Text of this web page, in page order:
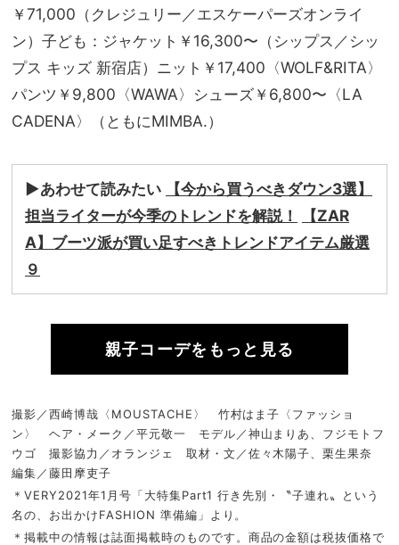
￥71,000（クレジュリー／エスケーパーズオンライ
ン）子ども：ジャケット￥16,300〜（シップス／シッ
プス キッズ 新宿店）ニット￥17,400〈WOLF&RITA〉
パンツ￥9,800〈WAWA〉シューズ￥6,800〜〈LA
CADENA〉（ともにMIMBA.）
▶︎あわせて読みたい
【今から買うべきダウン3選】
担当ライターが今季のトレンドを解説！
【ZAR
A】ブーツ派が買い足すべきトレンドアイテム厳選
９
親子コーデをもっと見る
撮影／西崎博哉〈MOUSTACHE〉 竹村はま子〈ファッショ
ン〉 ヘア・メーク／平元敬一 モデル／神山まりあ、フジモトフ
ウゴ 撮影協力／オランジェ 取材・文／佐々木陽子、栗生果奈
編集／藤田摩吏子
＊VERY2021年1月号「大特集Part1 行き先別・〝子連れ〟という
名の、お出かけFASHION 準備編」より。
＊掲載中の情報は誌面掲載時のものです。商品の金額は税抜価格で